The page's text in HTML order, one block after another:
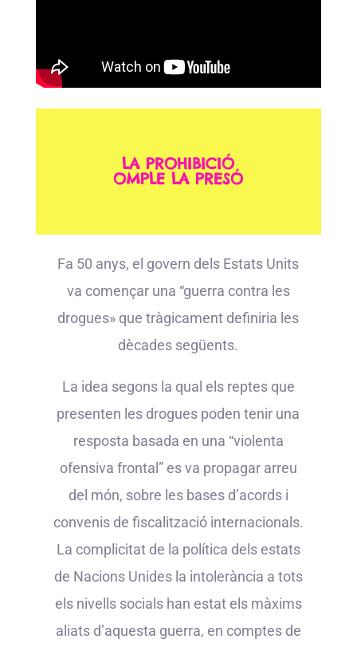
LA PROHIBICIÓ
OMPLE LA PRESÓ
Fa 50 anys, el govern dels Estats Units
va començar una “guerra contra les
drogues» que tràgicament definiria les
dècades següents.
La idea segons la qual els reptes que
presenten les drogues poden tenir una
resposta basada en una “violenta
ofensiva frontal” es va propagar arreu
del món, sobre les bases d’acords i
convenis de fiscalització internacionals.
La complicitat de la política dels estats
de Nacions Unides la intolerància a tots
els nivells socials han estat els màxims
aliats d’aquesta guerra, en comptes de